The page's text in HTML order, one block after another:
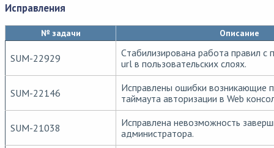
Исправления
№ задачи Описание
SUM-22929
Cтабилизирована работа правил с
url в пользовательских слоях.
SUM-22146
Исправлены ошибки возникающие
таймаута авторизации в Web
SUM-21038
Исправлена невозможность
администратора.